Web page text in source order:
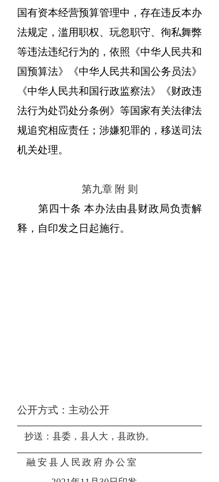
国有资本经营预算管理中，存在违反本办
法规定，滥用职权、玩忽职守、徇私舞弊
等违法违纪行为的，依照《中华人民共和
国预算法》《中华人民共和国公务员法》
《中华人民共和国行政监察法》《财政违
法行为处罚处分条例》等国家有关法律法
规追究相应责任；涉嫌犯罪的，移送司法
机关处理。
第九章 附 则
第四十条 本办法由县财政局负责解
释，自印发之日起施行。
公开方式：主动公开
抄送：县委，县人大，县政协。
融安县人民政府办公室